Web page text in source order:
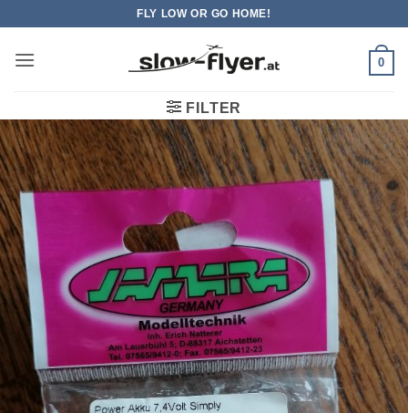
springen
FLY LOW OR GO HOME!
0
FILTER